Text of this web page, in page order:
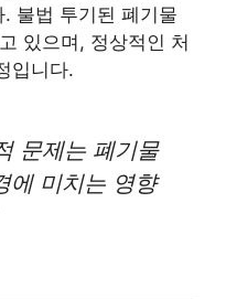
. 불법 투기된 폐기물
있으며, 정상적인 처
입니다.
문제는 폐기물
에 미치는 영향